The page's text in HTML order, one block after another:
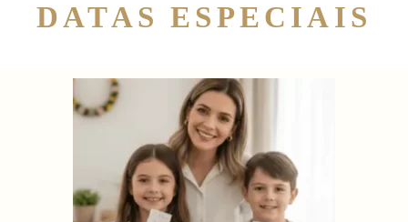
DATAS ESPECIAIS